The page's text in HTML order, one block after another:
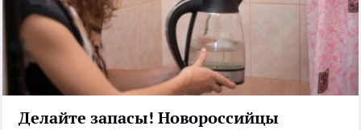
Делайте запасы! Новороссийцы